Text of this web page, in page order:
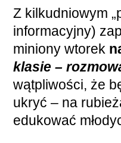
Z kilkudniowym
informacyjny)
miniony wtorek
klasie –
wątpliwości, że
ukryć – na
edukować